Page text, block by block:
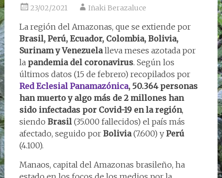
23/02/2021 Iñaki Berazaluce
La región del Amazonas, que se extiende por
Brasil, Perú, Ecuador, Colombia, Bolivia,
Surinam y Venezuelalleva meses azotada por
la pandemia del coronavirus. Según los
últimos datos (15 de febrero) recopilados por
Red Eclesial Panamazónica, 50.364 personas
han muerto y algo más de 2 millones han
sido infectadas por Covid-19 en la región,
siendo Brasil(35.000 fallecidos) el país más
afectado, seguido por Bolivia(7.600) y Perú
(4.100).
Manaos, capital del Amazonas brasileño, ha